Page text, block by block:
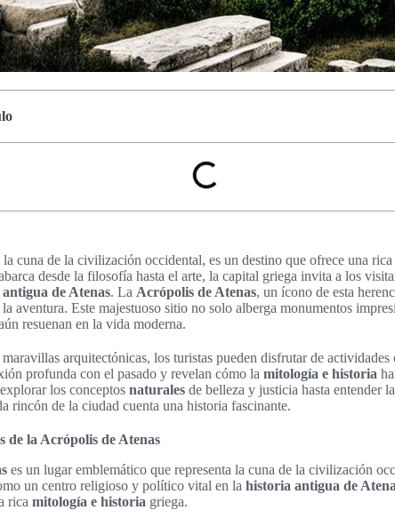
cuna de la civilización occidental, es un destino que ofrece una rica
desde la filosofía hasta el arte, la capital griega invita a los
de Atenas. La Acrópolis de Atenas, un ícono de esta
aventura. Este majestuoso sitio no solo alberga monumentos
resuenan en la vida moderna.
arquitectónicas, los turistas pueden disfrutar de
profunda con el pasado y revelan cómo la mitología e historia
los conceptos naturales de belleza y justicia hasta entender
rincón de la ciudad cuenta una historia fascinante.
de la Acrópolis de Atenas
es un lugar emblemático que representa la cuna de la civilización
un centro religioso y político vital en la historia antigua de
rica mitología e historia griega.